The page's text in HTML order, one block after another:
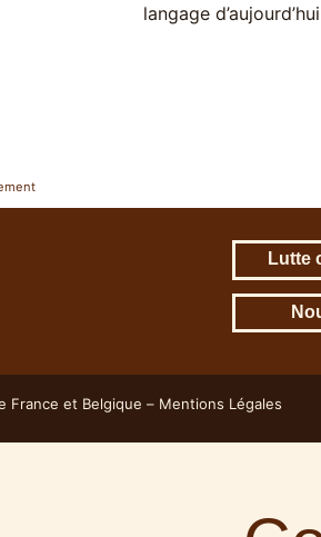
langage
Lutte
et Belgique – Mentions Légales